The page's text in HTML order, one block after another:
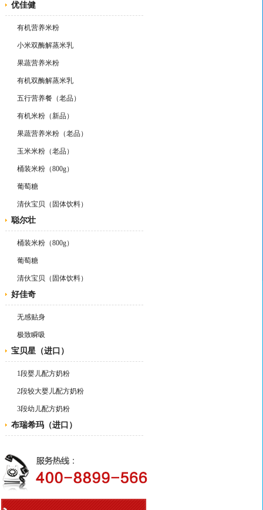
优佳健
有机营养米粉
小米双酶解蒸米乳
果蔬营养米粉
有机双酶解蒸米乳
五行营养餐（老品）
有机米粉（新品）
果蔬营养米粉（老品）
玉米米粉（老品）
桶装米粉（800g）
葡萄糖
清伙宝贝（固体饮料）
聪尔壮
桶装米粉（800g）
葡萄糖
清伙宝贝（固体饮料）
好佳奇
无感贴身
极致瞬吸
宝贝星（进口）
1段婴儿配方奶粉
2段较大婴儿配方奶粉
3段幼儿配方奶粉
布瑞希玛（进口）